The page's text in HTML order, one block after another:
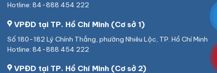
Hotline: 84-888 454 222
VPĐD tại TP. Hồ Chí Minh (Cơ sở 1)
Số 180-182 Lý Chính Thắng, phường Nhiêu Lộc, TP. Hồ Chí Minh
Hotline: 84-888 454 222
VPĐD tại TP. Hồ Chí Minh (Cơ sở 2)